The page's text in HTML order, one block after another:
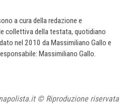
a cura della redazione e
collettiva della testata, quotidiano
nel 2010 da Massimiliano Gallo e
Massimiliano Gallo.
© Riproduzione riservata